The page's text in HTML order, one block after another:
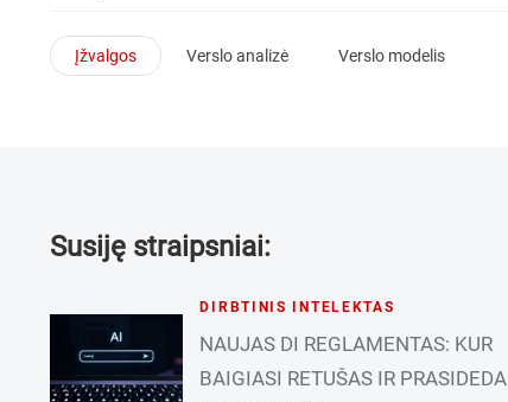
Įžvalgos Verslo analizė Verslo modelis
Susiję straipsniai:
DIRBTINIS INTELEKTAS
NAUJAS DI REGLAMENTAS: KUR
BAIGIASI RETUŠAS IR PRASIDEDA